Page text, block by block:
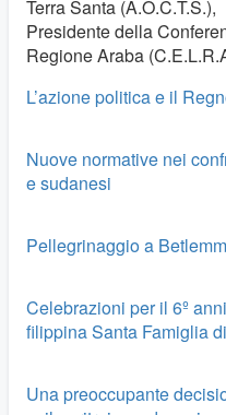
Terra Santa (A.O.C.T.S.),
Presidente della
Regione Araba
L’azione politica e il
Nuove normative nei
e sudanesi
Pellegrinaggio a
Celebrazioni per il 6º
filippina Santa Famiglia
Una preoccupante